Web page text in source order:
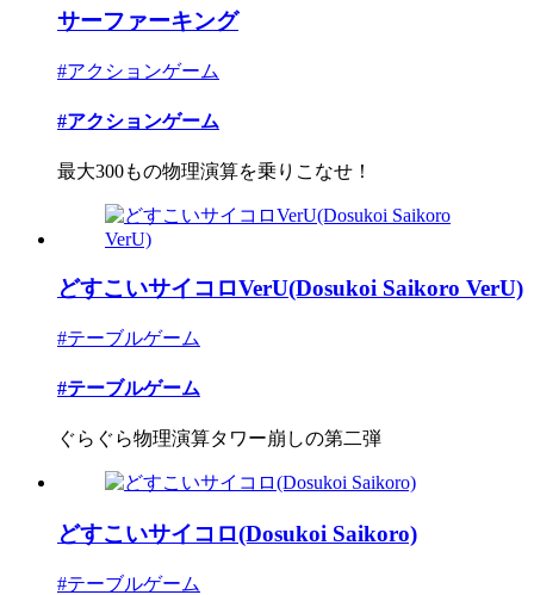
サーファーキング
#アクションゲーム
#アクションゲーム
最大300もの物理演算を乗りこなせ！
どすこいサイコロVerU(Dosukoi Saikoro VerU)
#テーブルゲーム
#テーブルゲーム
ぐらぐら物理演算タワー崩しの第二弾
どすこいサイコロ(Dosukoi Saikoro)
#テーブルゲーム